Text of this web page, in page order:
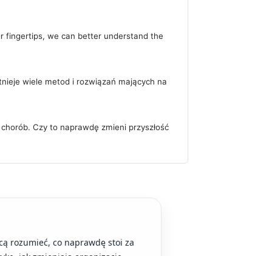
fingertips, we can better understand the
wiele metod i rozwiązań mających na
Czy to naprawdę zmieni przyszłość
rozumieć, co naprawdę stoi za